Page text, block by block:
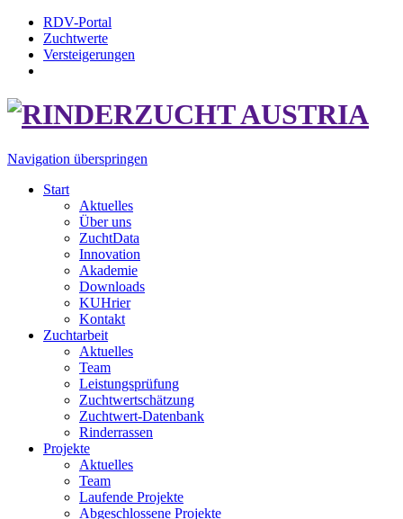
RDV-Portal
Zuchtwerte
Versteigerungen
Navigation überspringen
Start
Aktuelles
Über uns
ZuchtData
Innovation
Akademie
Downloads
KUHrier
Kontakt
Zuchtarbeit
Aktuelles
Team
Leistungsprüfung
Zuchtwertschätzung
Zuchtwert-Datenbank
Rinderrassen
Projekte
Aktuelles
Team
Laufende Projekte
Abgeschlossene Projekte